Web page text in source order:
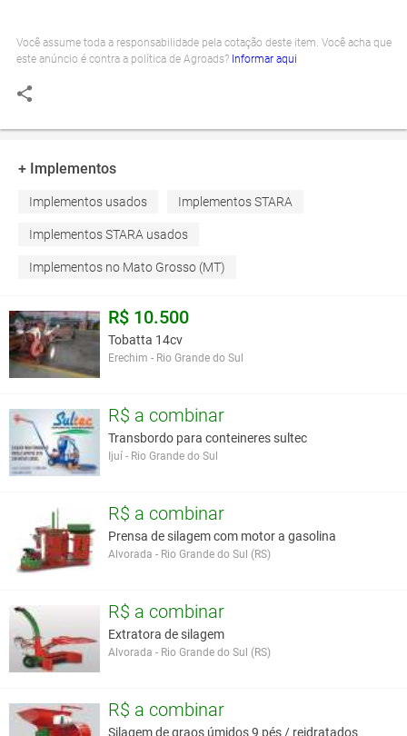
Você assume toda a responsabilidade pela cotação deste item. Você acha que
este anúncio é contra a política de Agroads? Informar aqui
+ Implementos
Implementos usados Implementos STARA
Implementos STARA usados
Implementos no Mato Grosso (MT)
R$ 10.500
Tobatta 14cv
Erechim - Rio Grande do Sul
R$ a combinar
Transbordo para conteineres sultec
Ijuí - Rio Grande do Sul
R$ a combinar
Prensa de silagem com motor a gasolina
Alvorada - Rio Grande do Sul (RS)
R$ a combinar
Extratora de silagem
Alvorada - Rio Grande do Sul (RS)
R$ a combinar
Silagem de graos úmidos 9 pés / reidratados